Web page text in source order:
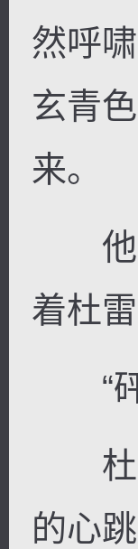
然呼
玄青
来。
他的
着杜
“砰
杜雷
的心